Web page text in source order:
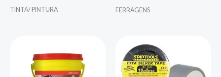
TINTA/ PINTURA FERRAGENS